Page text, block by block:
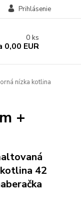
Prihlásenie
0 ks
0,00 EUR
nízka kotlina
+
42